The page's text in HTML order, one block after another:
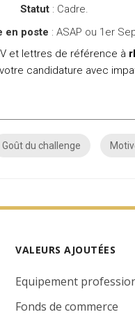
Statut : Cadre.
en poste : ASAP ou 1er
et lettres de référence à
candidature avec
Goût du challenge
VALEURS AJOUTÉES
Equipement
Fonds de commerce